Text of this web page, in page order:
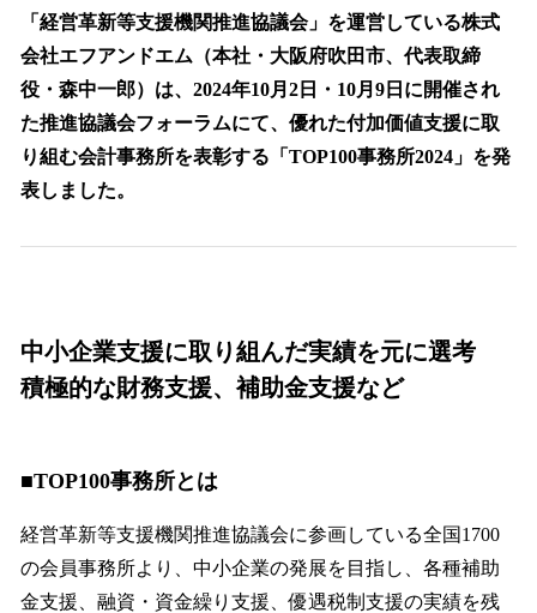
数
を
読
み
込
み
中
で
「経営革新等支援機関推進協議会」を運営している株式
会社エフアンドエム（本社・大阪府吹田市、代表取締
役・森中一郎）は、2024年10月2日・10月9日に開催され
た推進協議会フォーラムにて、優れた付加価値支援に取
り組む会計事務所を表彰する「TOP100事務所2024」を発
表しました。
中小企業支援に取り組んだ実績を元に選考
積極的な財務支援、補助金支援など
■TOP100事務所とは
経営革新等支援機関推進協議会に参画している全国1700
の会員事務所より、中小企業の発展を目指し、各種補助
金支援、融資・資金繰り支援、優遇税制支援の実績を残